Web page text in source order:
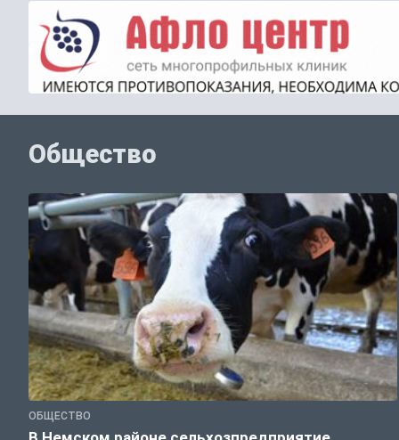
Общество
ОБЩЕСТВО